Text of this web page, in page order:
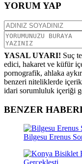
YORUM YAP
YASAL UYARI! Suç
edici, hakaret ve küfür
pornografik, ahlaka
benzeri niteliklerde
idari sorumluluk içeriği
BENZER
Bilgesu Erenus